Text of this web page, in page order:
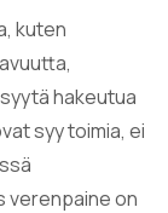
kuten
hakeutua
syy toimia, ei
verenpaine on